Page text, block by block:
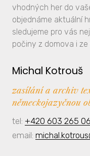
vhodných her do
objednáme aktuální
sledujeme pro vás
počiny z domova i ze
Michal Kotrouš
zasílání a archiv
německojazyčnou
tel: +420 603 265
email: